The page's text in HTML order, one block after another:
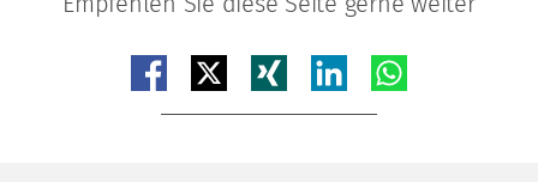
Teilen auf facebook
Teilen auf xTeilen auf xingTeilen auf linkedin
Teilen auf